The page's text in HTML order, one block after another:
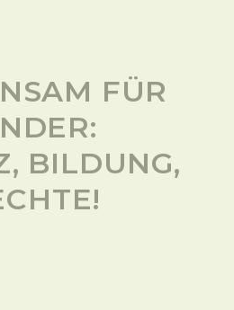
FÜR
BILDUNG,